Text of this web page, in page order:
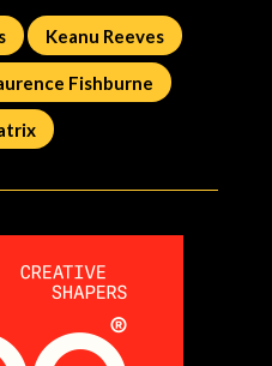
Keanu Reeves
Fishburne